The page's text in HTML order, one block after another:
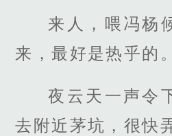
来人，喂冯杨
来，最好是热乎的
夜云天一声令
去附近茅坑，很快